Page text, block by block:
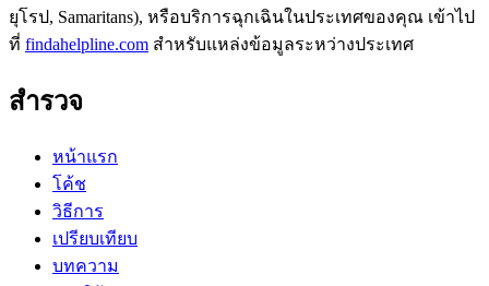
ยุโรป, Samaritans), หรือบริการฉุกเฉินในประเทศของคุณ เข้าไป
ที่ findahelpline.com สำหรับแหล่งข้อมูลระหว่างประเทศ
สำรวจ
หน้าแรก
โค้ช
วิธีการ
เปรียบเทียบ
บทความ